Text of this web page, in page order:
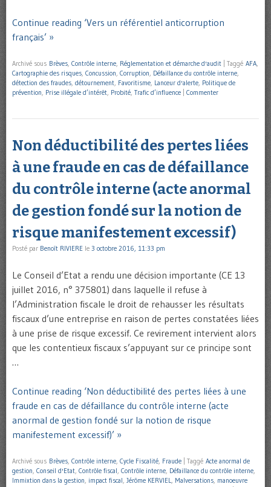
Continue reading ‘Vers un référentiel anticorruption
français’ »
Archivé sous Brèves, Contrôle interne, Réglementation et démarche d'audit Taggé AFA,
Cartographie des risques, Concussion, Corruption, Défaillance du contrôle interne,
détection des fraudes, détournement, Favoritisme, Lanceur d'alerte, Politique de
prévention, Prise illégale d’intérêt, Probité, Trafic d’influence Commenter
Non déductibilité des pertes liées
à une fraude en cas de défaillance
du contrôle interne (acte anormal
de gestion fondé sur la notion de
risque manifestement excessif)
Posté par Benoît RIVIERE le 3 octobre 2016, 11:33 pm
Le Conseil d’Etat a rendu une décision importante (CE 13
juillet 2016, n° 375801) dans laquelle il refuse à
l’Administration fiscale le droit de rehausser les résultats
fiscaux d’une entreprise en raison de pertes constatées liées
à une prise de risque excessif. Ce revirement intervient alors
que les contentieux fiscaux s’appuyant sur ce principe sont
…
Continue reading ‘Non déductibilité des pertes liées à une
fraude en cas de défaillance du contrôle interne (acte
anormal de gestion fondé sur la notion de risque
manifestement excessif)’ »
Archivé sous Brèves Contrôle interne Cycle Fiscalité Fraude Taggé Acte anormal de
gestion Conseil d'Etat Contrôle fiscal Contrôle interne Défaillance du contrôle interne
Immixtion dans la gestion impact fiscal Jérôme KERVIEL Malversations manoeuvre